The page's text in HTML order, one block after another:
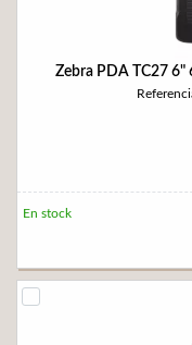
Zebra PDA TC27 6"
En stock